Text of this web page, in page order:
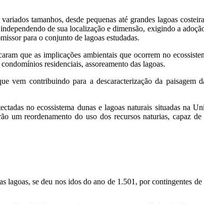
tamanhos, desde pequenas até grandes lagoas
de sua localização e dimensão, exigindo a
para o conjunto de lagoas estudadas.
que as implicações ambientais que ocorrem no
residenciais, assoreamento das lagoas.
vem contribuindo para a descaracterização da paisagem
no ecossistema dunas e lagoas naturais situadas na
reordenamento do uso dos recursos naturias, capaz
lagoas, se deu nos idos do ano de 1.501, por contingentes